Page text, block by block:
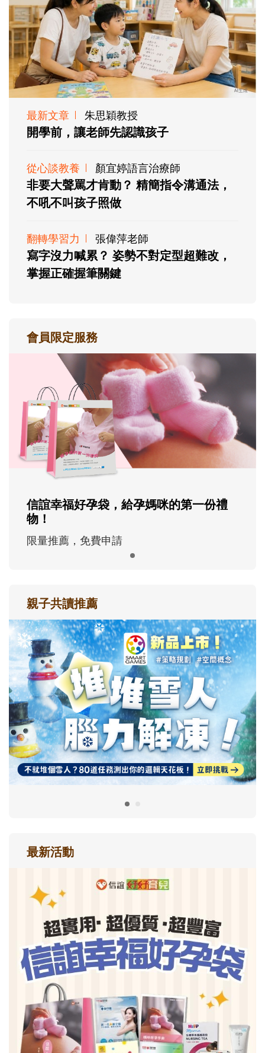
最新文章 朱思穎教授
開學前，讓老師先認識孩子
從心談教養 顏宜婷語言治療師
非要大聲罵才肯動？ 精簡指令溝通法，
不吼不叫孩子照做
翻轉學習力 張偉萍老師
寫字沒力喊累？ 姿勢不對定型超難改，
掌握正確握筆關鍵
會員限定服務
信誼幸福好孕袋，給孕媽咪的第一份禮
物！
限量推薦，免費申請
親子共讀推薦
最新活動